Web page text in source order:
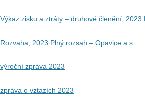
Výkaz zisku a ztráty – druhové členění, 2023
Rozvaha, 2023 Plný rozsah – Opavice a.s
výroční zpráva 2023
zpráva o vztazích 2023